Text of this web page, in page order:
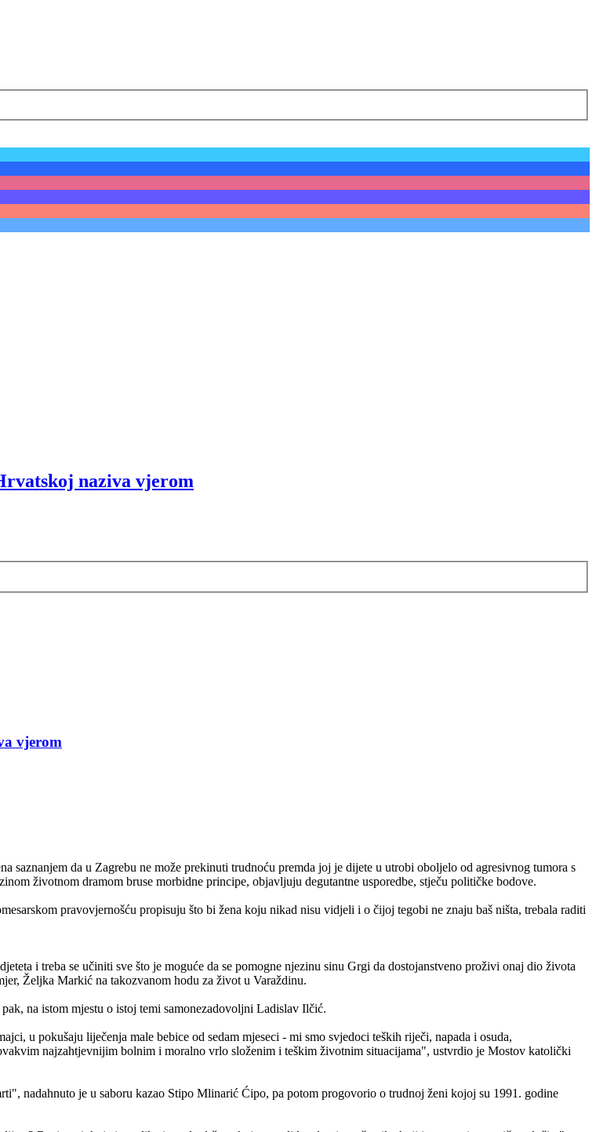
naziva vjerom
vjerom
da u Zagrebu ne može prekinuti trudnoću premda joj je dijete u utrobi oboljelo od agresivnog tumora s
životnom dramom bruse morbidne principe, objavljuju degutantne usporedbe, stječu političke bodove.
pravovjernošću propisuju što bi žena koju nikad nisu vidjeli i o čijoj tegobi ne znaju baš ništa, trebala raditi
i treba se učiniti sve što je moguće da se pomogne njezinu sinu Grgi da dostojanstveno proživi onaj dio života
Željka Markić na takozvanom hodu za život u Varaždinu.
na istom mjestu o istoj temi samonezadovoljni Ladislav Ilčić.
u pokušaju liječenja male bebice od sedam mjeseci - mi smo svjedoci teških riječi, napada i osuda,
najzahtjevnijim bolnim i moralno vrlo složenim i teškim životnim situacijama", ustvrdio je Mostov katolički
nadahnuto je u saboru kazao Stipo Mlinarić Ćipo, pa potom progovorio o trudnoj ženi kojoj su 1991. godine